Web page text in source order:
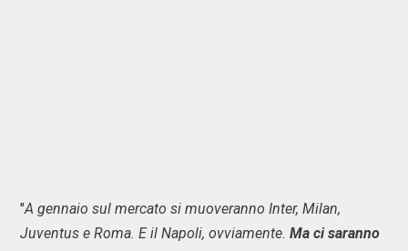
"A gennaio sul mercato si muoveranno Inter, Milan,
Juventus e Roma. E il Napoli, ovviamente. Ma ci saranno